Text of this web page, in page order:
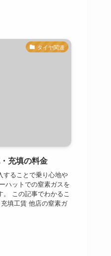
タイヤ関連
充填の料金
することで乗り心地や
ハットでの窒素ガスを
この記事でわかるこ
填工賃 他店の窒素ガ